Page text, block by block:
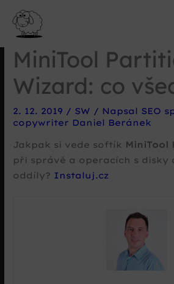
MiniTool
Wizard: co
2. 12. 2019 / SW / Napsal SEO
copywriter Daniel Beránek
Jakpak si vede softík MiniTool
při správě a operacích s disky
oddíly? Instaluj.cz